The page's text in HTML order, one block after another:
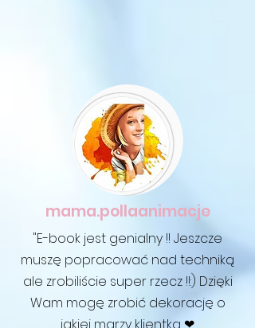
mama.pollaanimacje
"E-book jest genialny !! Jeszcze
muszę popracować nad techniką
ale zrobiliście super rzecz !!:) Dzięki
Wam mogę zrobić dekorację o